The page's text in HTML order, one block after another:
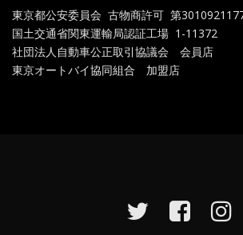
東京都公安委員会 古物商許可 第
国土交通省関東運輸局認証工場 1-11372
社団法人自動車公正取引協議会 会員店
東京オートバイ協同組合 加盟店